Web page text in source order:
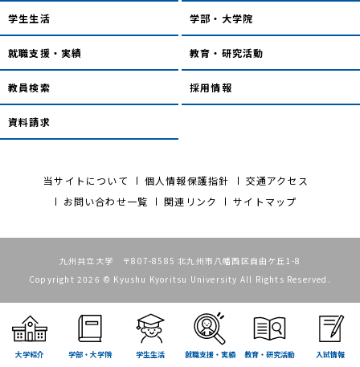
大学紹介 学部・大学院 学生生活 就職支援・実績 教育・研究活動 入試情報
学生生活 学部・大学院
就職支援・実績 教育・研究活動
教員検索 採用情報
資料請求
当サイトについて 個人情報保護指針
交通アクセス
お問い合わせ一覧
関連リンク サイトマップ
九州共立大学 〒807-8585 北九州市八幡西区自由ケ丘1-8
Copyright 2026 © Kyushu Kyoritsu University All Rights Reserved.